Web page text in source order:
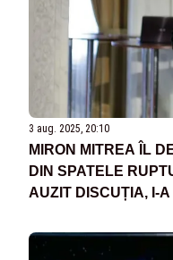
3 aug. 2025, 20:10
MIRON MITREA ÎL
DIN SPATELE
AUZIT DISCUȚIA, I-
AVEM ALTĂ